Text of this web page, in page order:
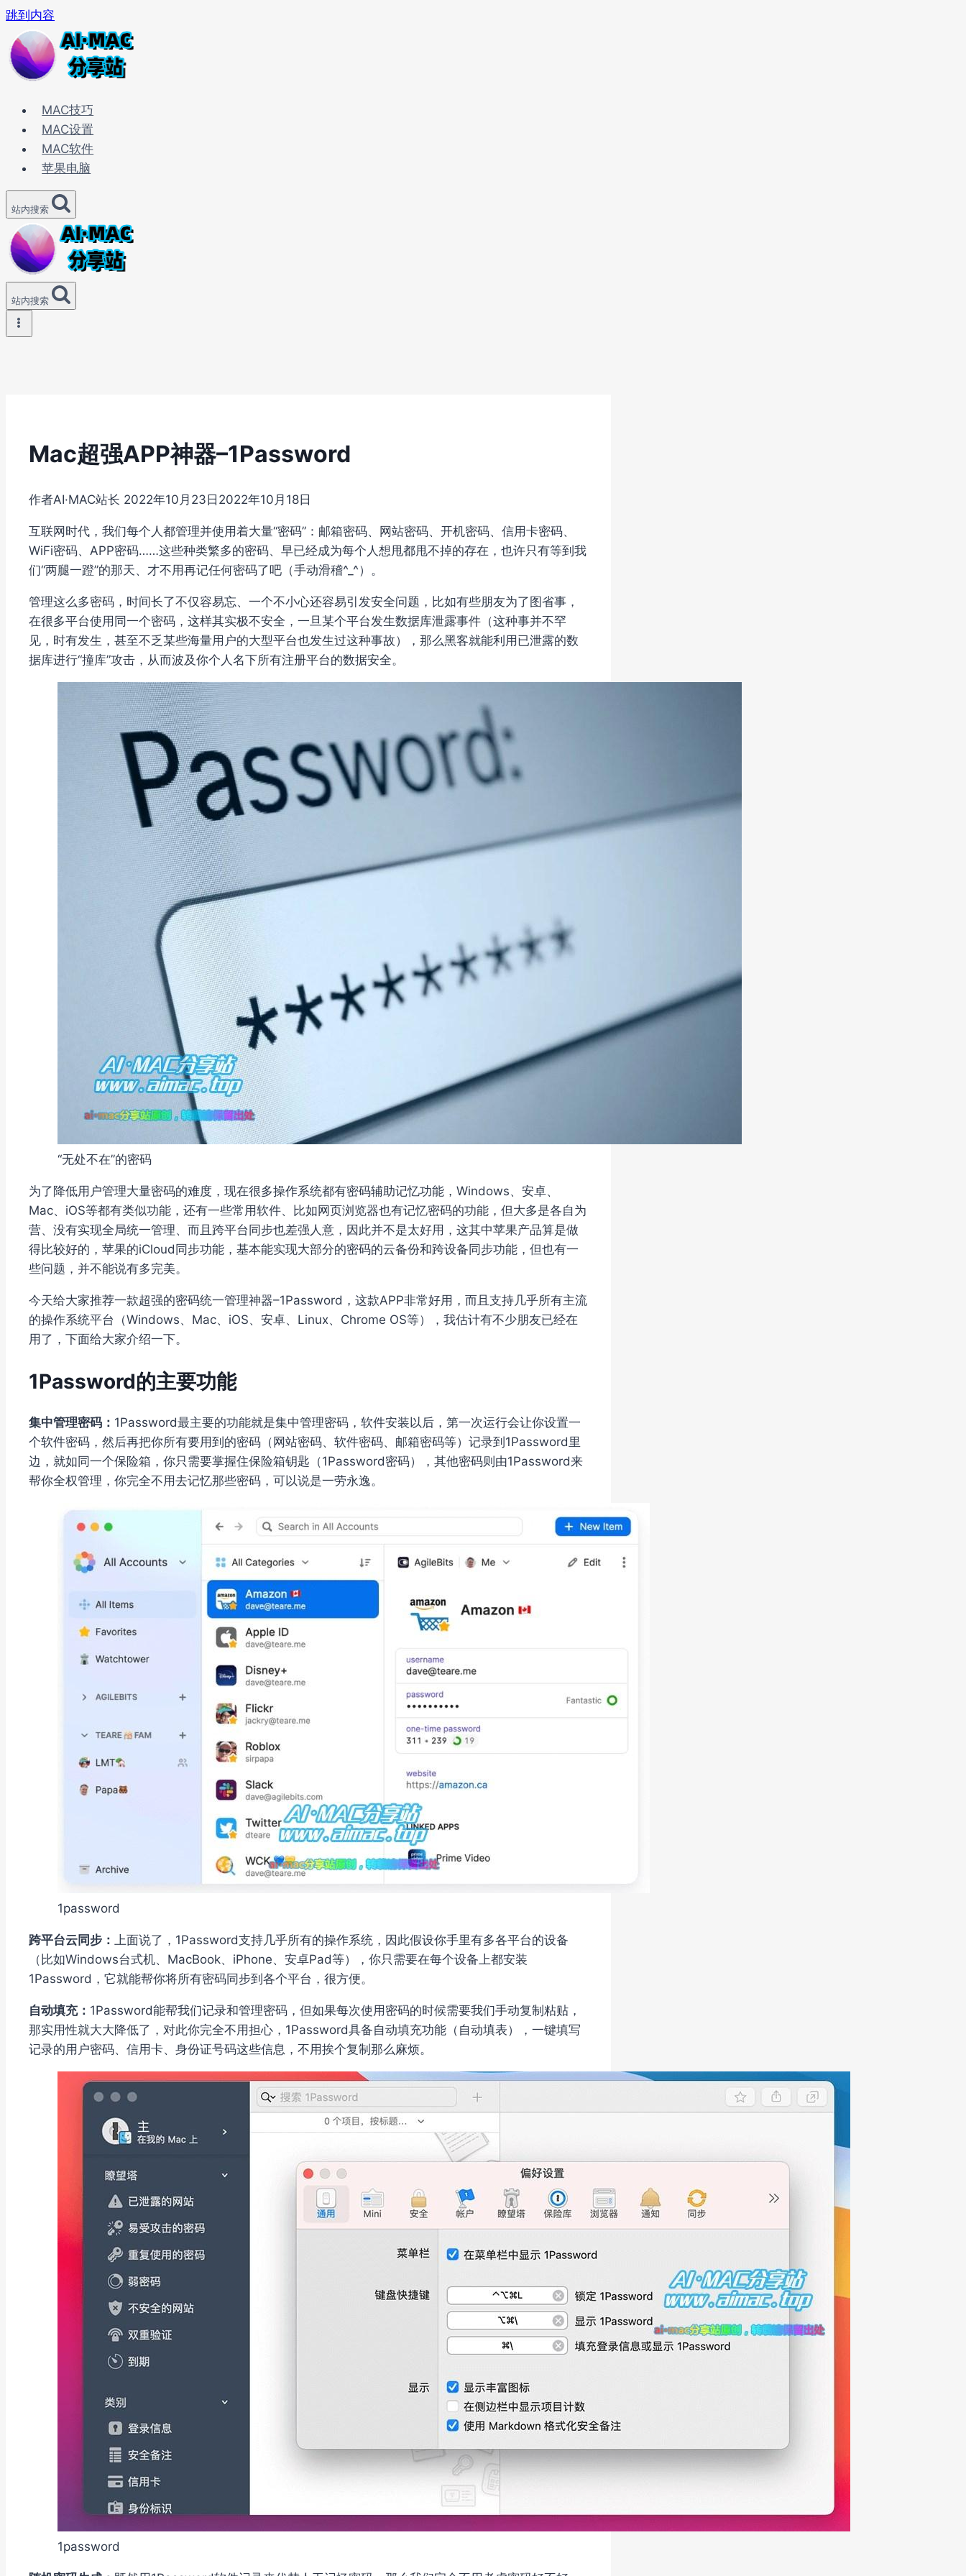
跳到内容
MAC技巧
MAC设置
MAC软件
苹果电脑
站内搜索
站内搜索
Mac超强APP神器–1Password
作者AI·MAC站长 2022年10月23日 2022年10月18日
互联网时代，我们每个人都管理并使用着大量“密码”：邮箱密码、网站密码、开机密码、信用卡密码、
WiFi密码、APP密码……这些种类繁多的密码、早已经成为每个人想甩都甩不掉的存在，也许只有等到我
们“两腿一蹬”的那天、才不用再记任何密码了吧（手动滑稽^_^）。
管理这么多密码，时间长了不仅容易忘、一个不小心还容易引发安全问题，比如有些朋友为了图省事，
在很多平台使用同一个密码，这样其实极不安全，一旦某个平台发生数据库泄露事件（这种事并不罕
见，时有发生，甚至不乏某些海量用户的大型平台也发生过这种事故），那么黑客就能利用已泄露的数
据库进行“撞库”攻击，从而波及你个人名下所有注册平台的数据安全。
“无处不在”的密码
为了降低用户管理大量密码的难度，现在很多操作系统都有密码辅助记忆功能，Windows、安卓、
Mac、iOS等都有类似功能，还有一些常用软件、比如网页浏览器也有记忆密码的功能，但大多是各自为
营、没有实现全局统一管理、而且跨平台同步也差强人意，因此并不是太好用，这其中苹果产品算是做
得比较好的，苹果的iCloud同步功能，基本能实现大部分的密码的云备份和跨设备同步功能，但也有一
些问题，并不能说有多完美。
今天给大家推荐一款超强的密码统一管理神器–1Password，这款APP非常好用，而且支持几乎所有主流
的操作系统平台（Windows、Mac、iOS、安卓、Linux、Chrome OS等），我估计有不少朋友已经在
用了，下面给大家介绍一下。
1Password的主要功能
集中管理密码： 1Password最主要的功能就是集中管理密码，软件安装以后，第一次运行会让你设置一
个软件密码，然后再把你所有要用到的密码（网站密码、软件密码、邮箱密码等）记录到1Password里
边，就如同一个保险箱，你只需要掌握住保险箱钥匙（1Password密码），其他密码则由1Password来
帮你全权管理，你完全不用去记忆那些密码，可以说是一劳永逸。
1password
跨平台云同步：
上面说了，1Password支持几乎所有的操作系统，因此假设你手里有多各平台的设备
（比如Windows台式机、MacBook、iPhone、安卓Pad等），你只需要在每个设备上都安装
1Password，它就能帮你将所有密码同步到各个平台，很方便。
自动填充： 1Password能帮我们记录和管理密码，但如果每次使用密码的时候需要我们手动复制粘贴，
那实用性就大大降低了，对此你完全不用担心，1Password具备自动填充功能（自动填表），一键填写
记录的用户密码、信用卡、身份证号码这些信息，不用挨个复制那么麻烦。
1password